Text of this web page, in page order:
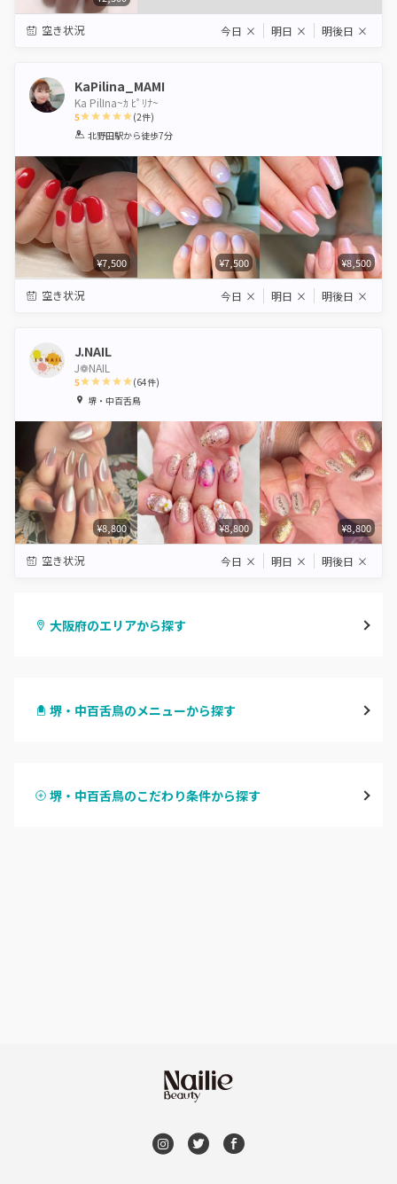
空き状況 今日 × 明日 × 明後日 ×
KaPilina_MAMI
Ka PilIna~ｶ ﾋﾟﾘﾅ~
5
1 2 3 4 5
(2件)
北野田駅から徒歩7分
¥7,500 ¥7,500 ¥8,500
空き状況 今日 × 明日 × 明後日 ×
J.NAIL
J❁︎NAIL
5
1 2 3 4 5
(64件)
堺・中百舌鳥
¥8,800 ¥8,800 ¥8,800
空き状況 今日 × 明日 × 明後日 ×
大阪府のエリアから探す
心斎橋・南船場・アメ村
堺・中百舌鳥のメニューから探す
ハンドスカルプ
堺・中百舌鳥のこだわり条件から探す